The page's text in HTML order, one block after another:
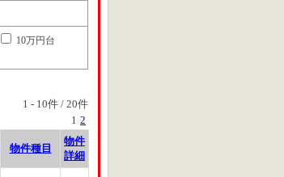
10万円台
1 - 10件 / 20件
1 2
物件種目
物件
詳細